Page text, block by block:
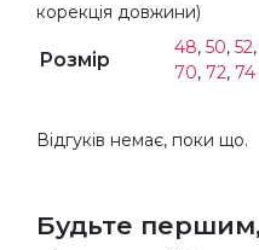
корекція довжини)
Розмір
48, 50, 52,
70, 72, 74
Відгуків немає, поки що.
Будьте